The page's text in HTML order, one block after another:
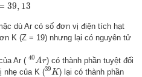
39, 13
dù Ar có số đơn vị điện tích hạt
K (Z = 19) nhưng lại có nguyên tử
Ar ( 40 Ar
40 A r
) có thành phần tuyệt đối
nhẹ của K (39 K
39K
) lại có thành phần